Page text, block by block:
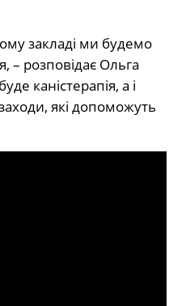
закладі ми будемо
– розповідає Ольга
каністерапія, а і
заходи, які допоможуть